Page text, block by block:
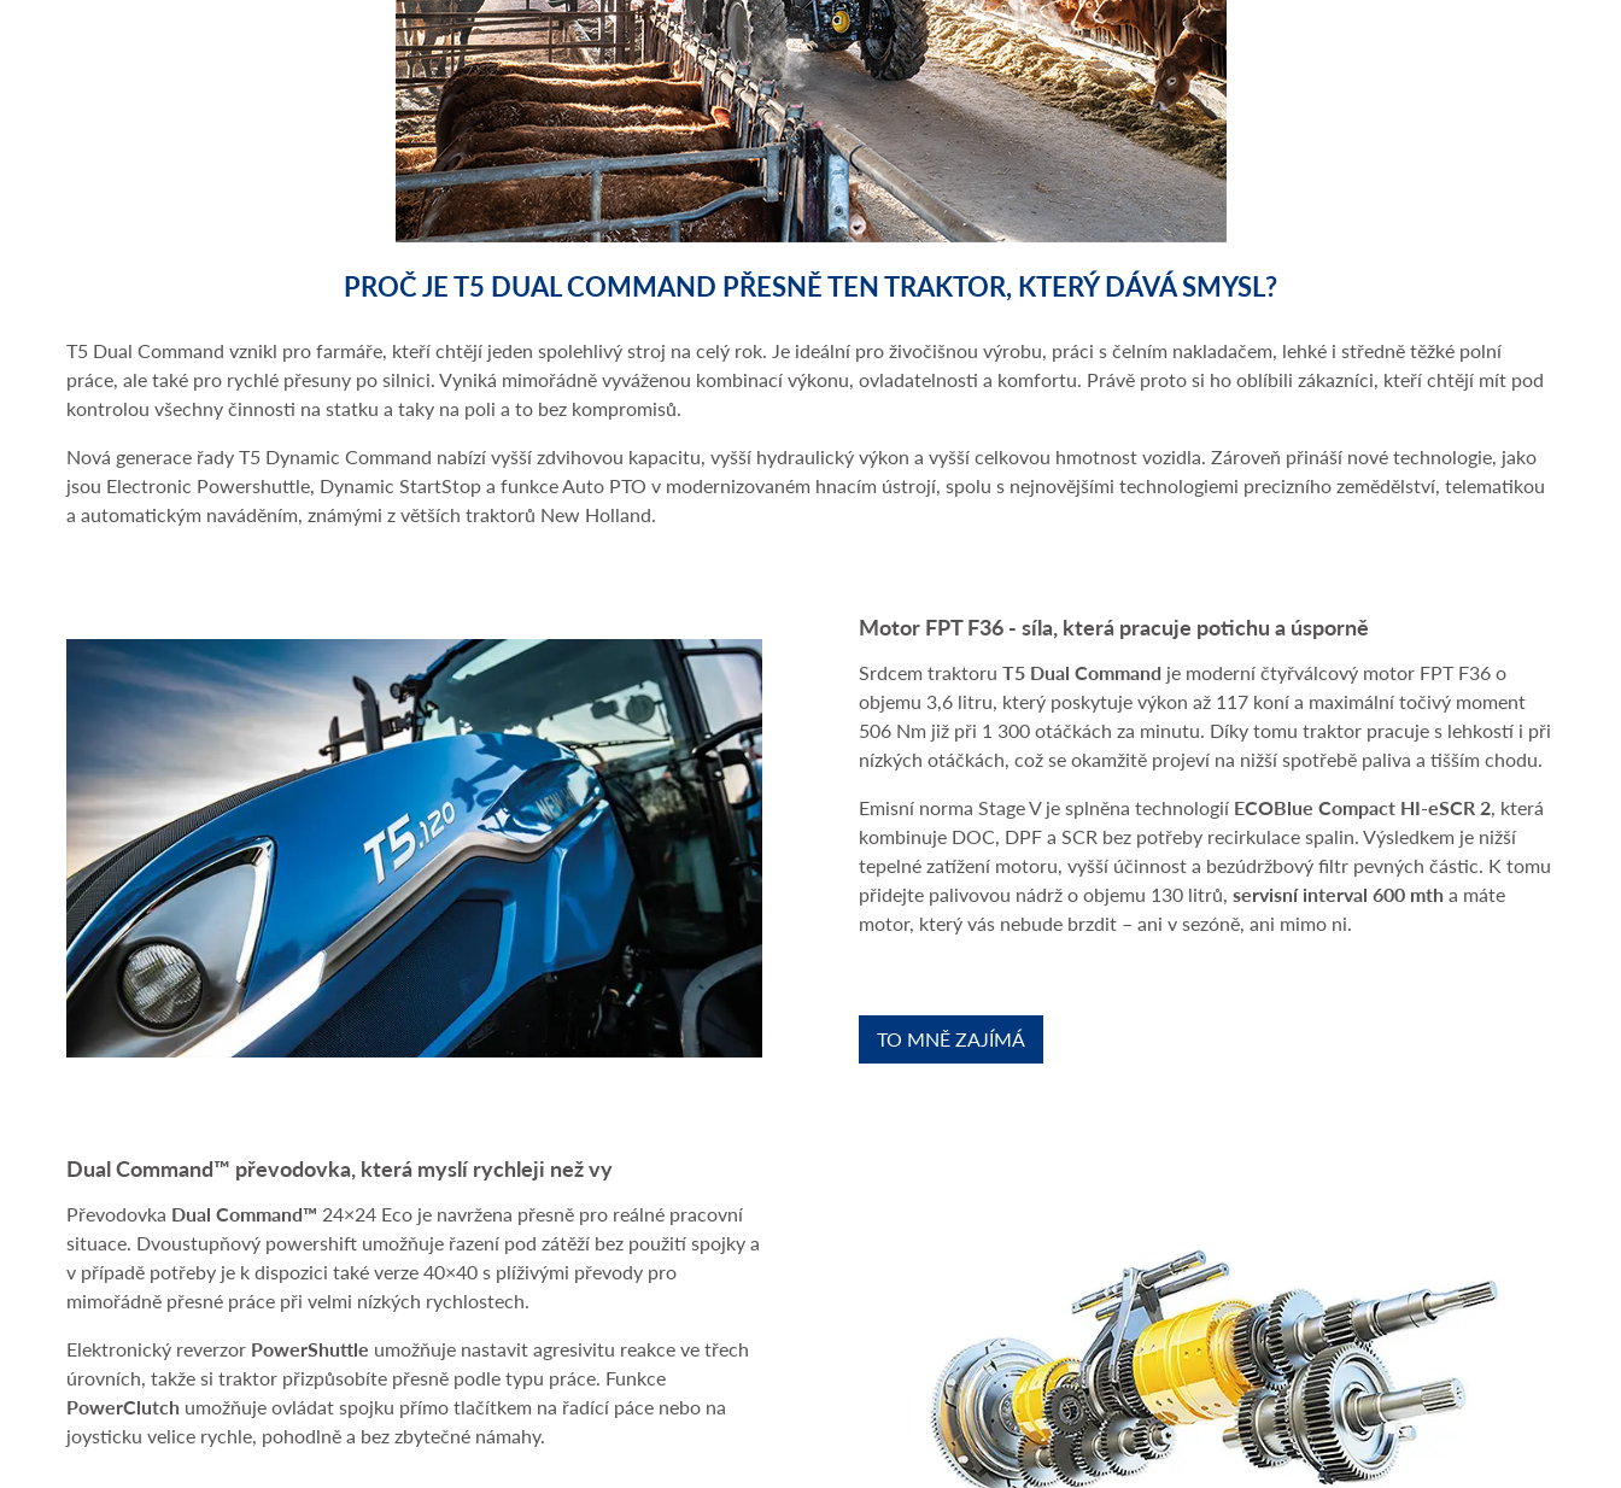
PROČ JE T5 DUAL COMMAND PŘESNĚ TEN TRAKTOR, KTERÝ DÁVÁ SMYSL?
T5 Dual Command vznikl pro farmáře, kteří chtějí jeden spolehlivý stroj na celý rok. Je ideální pro živočišnou výrobu, práci s čelním nakladačem, lehké i středně těžké polní
práce, ale také pro rychlé přesuny po silnici. Vyniká mimořádně vyváženou kombinací výkonu, ovladatelnosti a komfortu. Právě proto si ho oblíbili zákazníci, kteří chtějí mít pod
kontrolou všechny činnosti na statku a taky na poli a to bez kompromisů.
Nová generace řady T5 Dynamic Command nabízí vyšší zdvihovou kapacitu, vyšší hydraulický výkon a vyšší celkovou hmotnost vozidla. Zároveň přináší nové technologie, jako
jsou Electronic Powershuttle, Dynamic StartStop a funkce Auto PTO v modernizovaném hnacím ústrojí, spolu s nejnovějšími technologiemi precizního zemědělství, telematikou
a automatickým naváděním, známými z větších traktorů New Holland.
Motor FPT F36 - síla, která pracuje potichu a úsporně
Srdcem traktoru T5 Dual Command je moderní čtyřválcový motor FPT F36 o
objemu 3,6 litru, který poskytuje výkon až 117 koní a maximální točivý moment
506 Nm již při 1 300 otáčkách za minutu. Díky tomu traktor pracuje s lehkostí i při
nízkých otáčkách, což se okamžitě projeví na nižší spotřebě paliva a tišším chodu.
Emisní norma Stage V je splněna technologií ECOBlue Compact HI-eSCR 2, která
kombinuje DOC, DPF a SCR bez potřeby recirkulace spalin. Výsledkem je nižší
tepelné zatížení motoru, vyšší účinnost a bezúdržbový filtr pevných částic. K tomu
přidejte palivovou nádrž o objemu 130 litrů, servisní interval 600 mth a máte
motor, který vás nebude brzdit – ani v sezóně, ani mimo ni.
TO MNĚ ZAJÍMÁ
Dual Command™ převodovka, která myslí rychleji než vy
Převodovka Dual Command™ 24×24 Eco je navržena přesně pro reálné pracovní
situace. Dvoustupňový powershift umožňuje řazení pod zátěží bez použití spojky a
v případě potřeby je k dispozici také verze 40×40 s plíživými převody pro
mimořádně přesné práce při velmi nízkých rychlostech.
Elektronický reverzor PowerShuttle umožňuje nastavit agresivitu reakce ve třech
úrovních, takže si traktor přizpůsobíte přesně podle typu práce. Funkce
PowerClutch umožňuje ovládat spojku přímo tlačítkem na řadící páce nebo na
joysticku velice rychle, pohodlně a bez zbytečné námahy.